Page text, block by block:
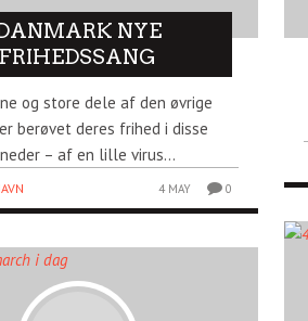
NYE
FRIHEDSSANG
og store dele af den øvrige
berøvet deres frihed i disse
– af en lille virus...
4 MAY 0